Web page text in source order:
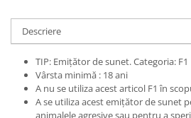
Descriere
TIP: Emițător de sunet. Categoria: F1
Vârsta minimă : 18 ani
A nu se utiliza acest articol F1 în
A se utiliza acest emițător de sunet
animalele agresive sau pentru a